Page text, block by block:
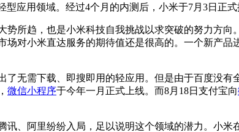
应用领域。经过4个月的内测后，小米于7月3日正
趋，也是小米科技自我挑战以求突破的努力方向
对小米直达服务的期待值还是很高的。一个新产
无需下载、即搜即用的轻应用。但是由于百度没有
微信小程序于今年一月正式上线。而8月18日支付宝向
、阿里纷纷入局，足以说明这个领域的潜力。小米